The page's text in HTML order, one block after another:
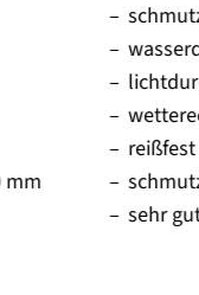
mm
reißfest
sehr